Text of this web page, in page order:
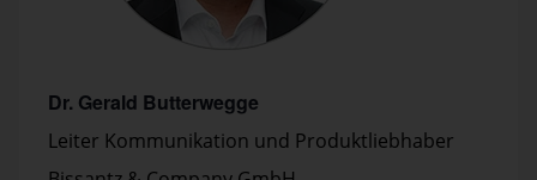
Dr. Gerald Butterwegge
Leiter Kommunikation und Produktliebhaber